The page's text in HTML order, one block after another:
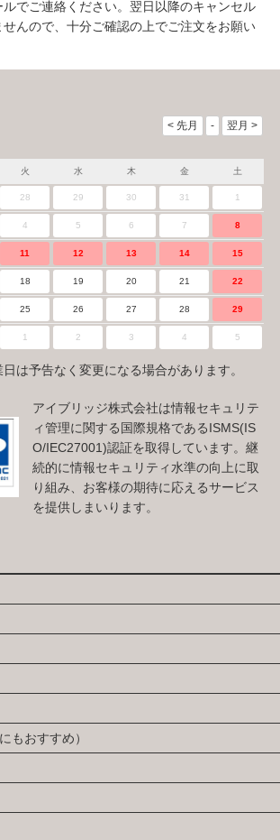
ルでご連絡ください。翌日以降のキャンセル
んので、十分ご確認の上でご注文をお願い
火 水 木 金 土
28 29 30 31 1
4 5 6 7 8
11 12 13 14 15
18 19 20 21 22
25 26 27 28 29
1 2 3 4 5
予告なく変更になる場合があります。
アイブリッジ株式会社は情報セキュリテ
ィ管理に関する国際規格であるISMS(IS
O/IEC27001)認証を取得しています。継
続的に情報セキュリティ水準の向上に取
り組み、お客様の期待に応えるサービス
を提供しまいります。
もおすすめ）